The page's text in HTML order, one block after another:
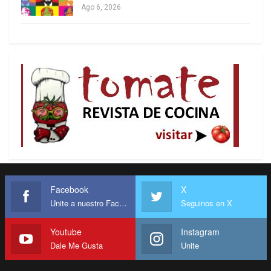
disminuido en 6.300 millones de dólares en el año
millones de dólares. Las reservas del BCRA son
positivas por la deuda del Tesoro de la Nación.
Deuda bruta que en la gestión de Milei, hasta abril
de 2025, se acrecentó en 118.483 millones de
dólares, que se emplearon para financiar el déficit
fiscal del gobierno de Alberto Fernández de 5,62%
del PIB (11,3 billones de pesos en diciembre de
2023), el déficit cuasi fiscal del BCRA (pasivo
financiero constituido por pases pasivos, Leliq y
Notaliq) por 22,7 billones de pesos, y por la
capitalización de intereses que no se pueden
pagar.
Ago 6, 2026
Facebook
Unite a nuestro Facebook
X
Seguinos en X
Youtube
Dale Me Gusta
Instagram
Unite